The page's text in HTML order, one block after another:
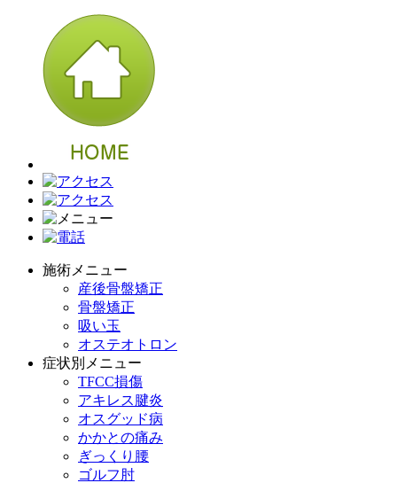
施術メニュー
産後骨盤矯正
骨盤矯正
吸い玉
オステオトロン
症状別メニュー
TFCC損傷
アキレス腱炎
オスグッド病
かかとの痛み
ぎっくり腰
ゴルフ肘